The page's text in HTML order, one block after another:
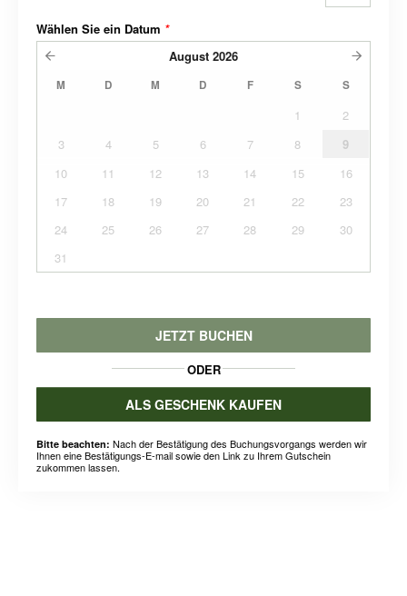
Wählen Sie ein Datum *
August 2026
M D M D F S S
1
2
3
4 5 6 7 8
9
10
11 12 13 14 15
16
17
18 19 20 21 22
23
24
25 26 27 28 29
30
31
JETZT BUCHEN
ODER
ALS GESCHENK KAUFEN
Bitte beachten: Nach der Bestätigung des Buchungsvorgangs werden wir
Ihnen eine Bestätigungs-E-mail sowie den Link zu Ihrem Gutschein
zukommen lassen.